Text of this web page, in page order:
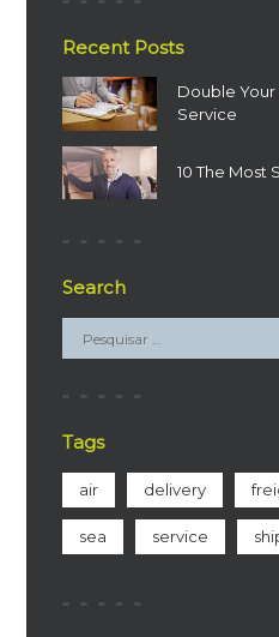
Recent Posts
Double
Service
10 The Most
Search
Tags
air delivery
sea service